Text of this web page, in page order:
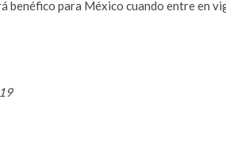
benéfico para México cuando entre en